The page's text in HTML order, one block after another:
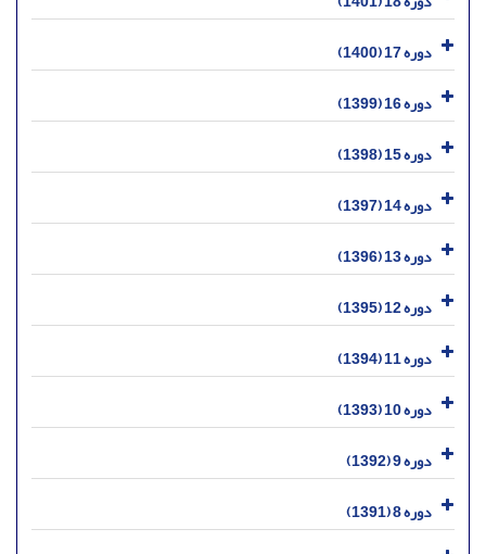
دوره 17 (1400)
دوره 16 (1399)
دوره 15 (1398)
دوره 14 (1397)
دوره 13 (1396)
دوره 12 (1395)
دوره 11 (1394)
دوره 10 (1393)
دوره 9 (1392)
دوره 8 (1391)